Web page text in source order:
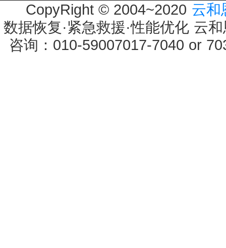
CopyRight © 2004~2020 云和
数据恢复·紧急救援·性能优化 云
咨询：010-59007017-7040 or